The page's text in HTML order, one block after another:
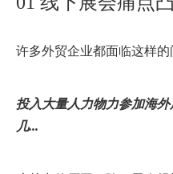
许多外贸企业都面临这样的
投入大量人力物力参加海
几...